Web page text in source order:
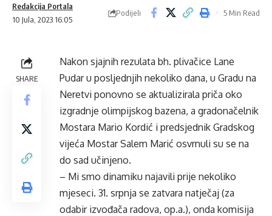
10 Jula, 2023 16:05
Redakcija Portala
Podijeli 5 Min Read
SHARE
Nakon sjajnih rezulata bh. plivačice Lane
Pudar u posljednjih nekoliko dana, u Gradu na
Neretvi ponovno se aktualizirala priča oko
izgradnje olimpijskog bazena, a gradonačelnik
Mostara Mario Kordić i predsjednik Gradskog
vijeća Mostar Salem Marić osvrnuli su se na
do sad učinjeno.
– Mi smo dinamiku najavili prije nekoliko
mjeseci. 31. srpnja se zatvara natječaj (za
odabir izvođača radova, op.a.), onda komisija